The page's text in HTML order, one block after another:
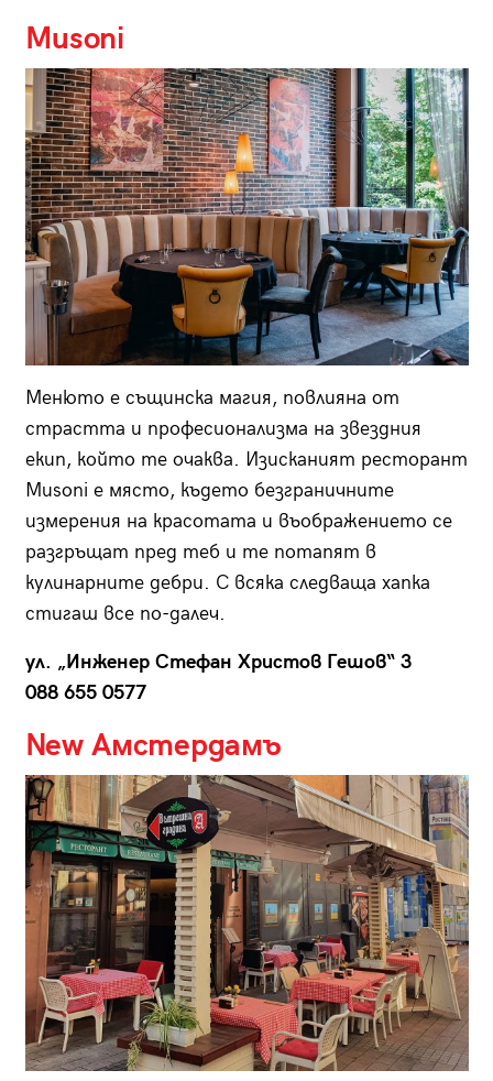
Musoni
Менюто е същинска магия, повлияна от
страстта и професионализма на звездния
екип, който те очаква. Изисканият ресторант
Musoni е място, където безграничните
измерения на красотата и въображението се
разгръщат пред теб и те потапят в
кулинарните дебри. С всяка следваща хапка
стигаш все по-далеч.
ул. „Инженер Стефан Христов Гешов“ 3
088 655 0577
New Амстердамъ